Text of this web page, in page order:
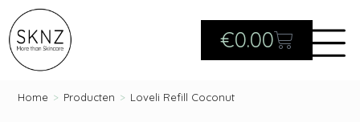
€0.00
Home > Producten > Loveli Refill Coconut